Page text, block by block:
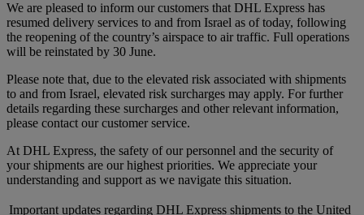
We are pleased to inform our customers that DHL Express has
resumed delivery services to and from Israel as of today, following
the reopening of the country’s airspace to air traffic. Full operations
will be reinstated by 30 June.
Please note that, due to the elevated risk associated with shipments
to and from Israel, elevated risk surcharges may apply. For further
details regarding these surcharges and other relevant information,
please contact our customer service.
At DHL Express, the safety of our personnel and the security of
your shipments are our highest priorities. We appreciate your
understanding and support as we navigate this situation.
Important updates regarding DHL Express shipments to the United